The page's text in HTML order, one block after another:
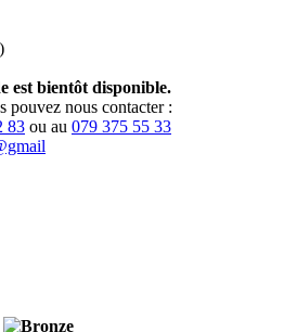
est bientôt disponible.
pouvez nous contacter :
83 ou au 079 375 55 33